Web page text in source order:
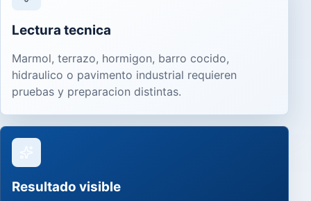
Lectura tecnica
Marmol, terrazo, hormigon, barro cocido,
hidraulico o pavimento industrial requieren
pruebas y preparacion distintas.
Resultado visible